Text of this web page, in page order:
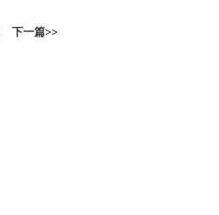
下一篇>>